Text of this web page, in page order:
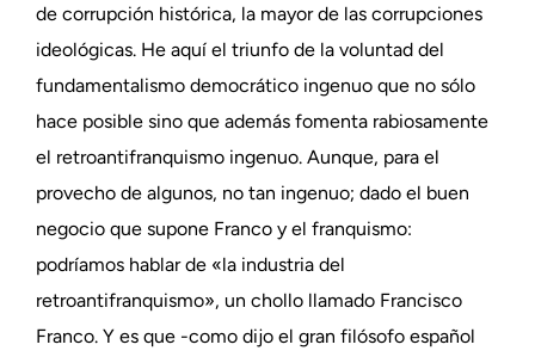
de corrupción histórica, la mayor de las corrupciones
ideológicas. He aquí el triunfo de la voluntad del
fundamentalismo democrático ingenuo que no sólo
hace posible sino que además fomenta rabiosamente
el retroantifranquismo ingenuo. Aunque, para el
provecho de algunos, no tan ingenuo; dado el buen
negocio que supone Franco y el franquismo:
podríamos hablar de «la industria del
retroantifranquismo», un chollo llamado Francisco
Franco. Y es que -como dijo el gran filósofo español